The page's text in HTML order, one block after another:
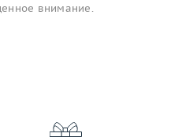
внимание.